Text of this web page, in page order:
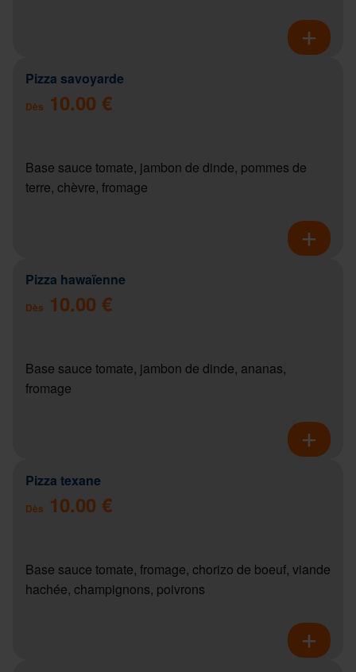
Pizza savoyarde
Dès 10.00 €
Base sauce tomate, jambon de dinde, pommes de
terre, chèvre, fromage
Pizza hawaïenne
Dès 10.00 €
Base sauce tomate, jambon de dinde, ananas,
fromage
Pizza texane
Dès 10.00 €
Base sauce tomate, fromage, chorizo de boeuf, viande
hachée, champignons, poivrons